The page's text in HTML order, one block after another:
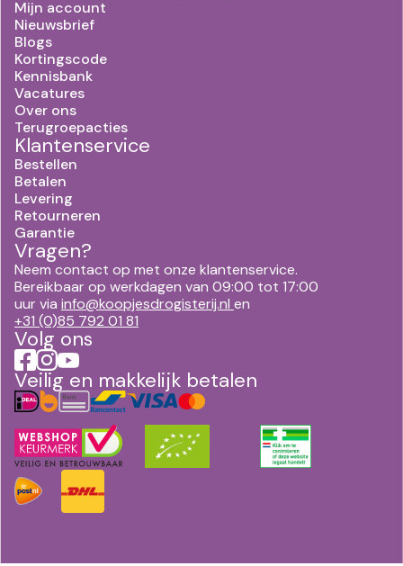
Mijn account
Nieuwsbrief
Blogs
Kortingscode
Kennisbank
Vacatures
Over ons
Terugroepacties
Klantenservice
Bestellen
Betalen
Levering
Retourneren
Garantie
Vragen?
Neem contact op met onze klantenservice.
Bereikbaar op werkdagen van 09:00 tot 17:00
uur via info@koopjesdrogisterij.nl en
+31 (0)85 792 01 81
Volg ons
Veilig en makkelijk betalen